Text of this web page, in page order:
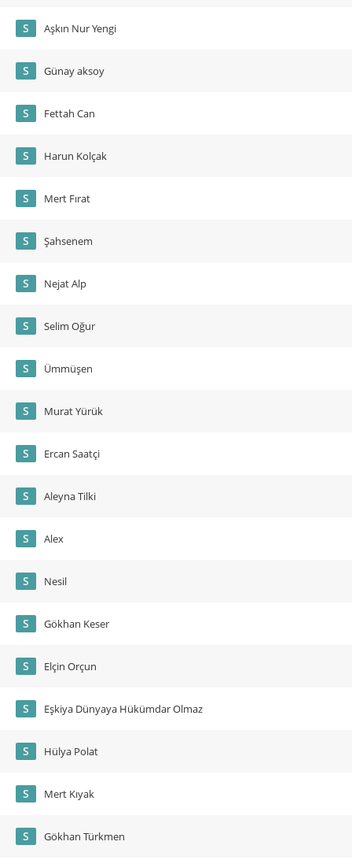
S Aşkın Nur Yengi
S Günay aksoy
S Fettah Can
S Harun Kolçak
S Mert Fırat
S Şahsenem
S Nejat Alp
S Selim Oğur
S Ümmüşen
S Murat Yürük
S Ercan Saatçi
S Aleyna Tilki
S Alex
S Nesil
S Gökhan Keser
S Elçin Orçun
S Eşkiya Dünyaya Hükümdar Olmaz
S Hülya Polat
S Mert Kıyak
S Gökhan Türkmen